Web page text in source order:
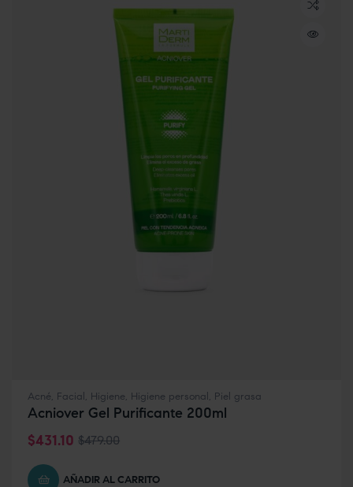
Acné, Facial , Higiene, Higiene personal , Piel grasa
Acniover Gel Purificante 200ml
$479.00
$431.10
AÑADIR AL CARRITO